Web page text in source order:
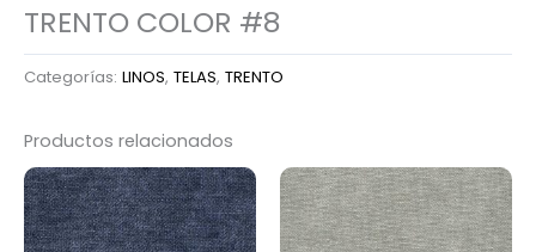
TRENTO COLOR #8
Categorías: LINOS, TELAS, TRENTO
Productos relacionados